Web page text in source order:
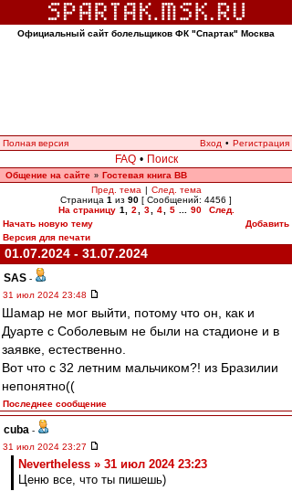
Официальный сайт болельщиков ФК "Спартак" Москва
Полная версия Вход • Регистрация
FAQ • Поиск
Общение на сайте » Гостевая книга ВВ
Пред. тема | След. тема
Страница 1 из 90 [ Сообщений: 4456 ]
На страницу 1 2 3 4 5 90
След.
Начать новую тему
Добавить
Версия для печати
01.07.2024 - 31.07.2024
SAS -
31 июл 2024 23:48
Шамар не мог выйти, потому что он, как и
Дуарте с Соболевым не были на стадионе и в
заявке, естественно.
Вот что с 32 летним мальчиком?! из Бразилии
непонятно((
Последнее сообщение
cuba -
31 июл 2024 23:27
Nevertheless » 31 июл 2024 23:23
Ценю все, что ты пишешь)